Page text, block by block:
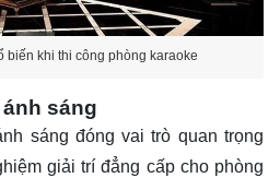
biến khi thi công phòng karaoke
sáng
sáng đóng vai trò quan trọng
giải trí đẳng cấp cho phòng